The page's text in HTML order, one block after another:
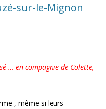
sur-le-Mignon
… en compagnie de Colette,
, même si leurs